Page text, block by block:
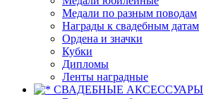
Медали по разным поводам
Награды к свадебным датам
Ордена и значки
Кубки
Дипломы
Ленты наградные
СВАДЕБНЫЕ АКСЕССУАРЫ